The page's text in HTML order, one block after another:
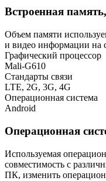
Встроенная
Объем памяти
и видео информации на
Графический процессор
Mali-G610
Стандарты связи
LTE, 2G, 3G, 4G
Операционная система
Android
Операционная
Используемая
совместимость с
ПК, изменить